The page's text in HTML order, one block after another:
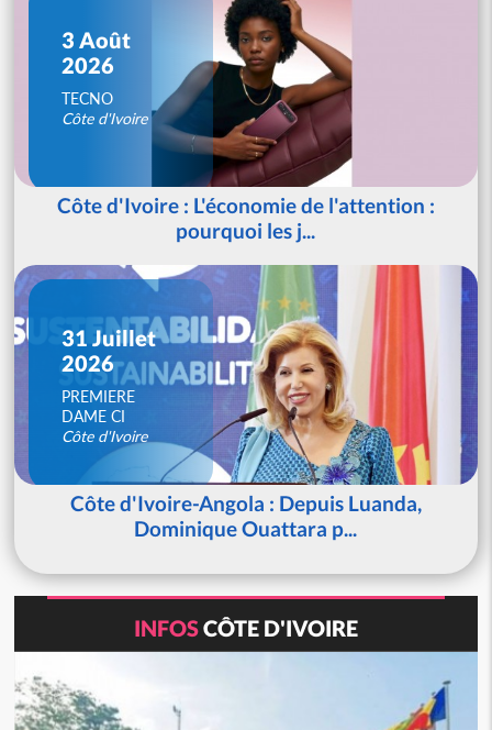
3 Août
2026
TECNO
Côte d'Ivoire
Côte d'Ivoire : L'économie de l'attention :
pourquoi les j...
31 Juillet
2026
PREMIERE
DAME CI
Côte d'Ivoire
Côte d'Ivoire-Angola : Depuis Luanda,
Dominique Ouattara p...
INFOSCÔTE D'IVOIRE